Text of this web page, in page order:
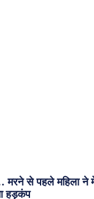
मरने से पहले महिला ने
हड़कंप